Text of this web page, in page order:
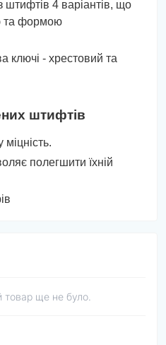
штифтів 4 варіантів, що
та формою
ключі - хрестовий та
штифтів
полегшити їхній
товар ще не було.